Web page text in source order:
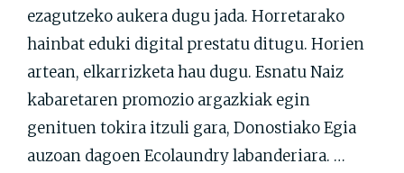
ezagutzeko aukera dugu jada. Horretarako
hainbat eduki digital prestatu ditugu. Horien
artean, elkarrizketa hau dugu. Esnatu Naiz
kabaretaren promozio argazkiak egin
genituen tokira itzuli gara, Donostiako Egia
auzoan dagoen Ecolaundry labanderiara. …